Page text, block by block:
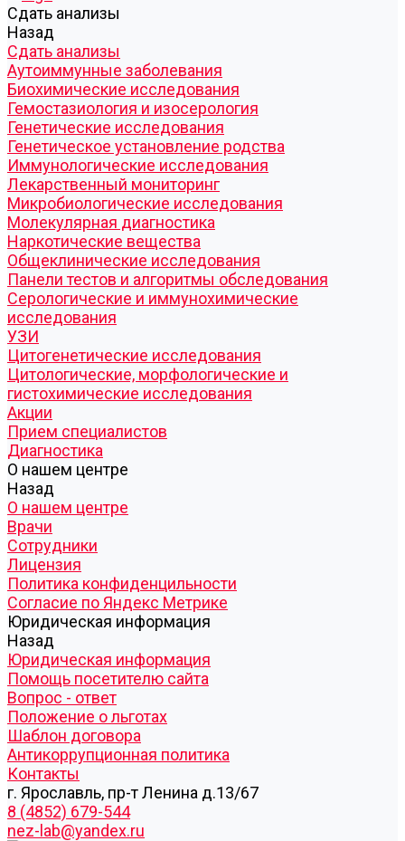
Cдать анализы
Назад
Cдать анализы
Аутоиммунные заболевания
Биохимические исследования
Гемостазиология и изосерология
Генетические исследования
Генетическое установление родства
Иммунологические исследования
Лекарственный мониторинг
Микробиологические исследования
Молекулярная диагностика
Наркотические вещества
Общеклинические исследования
Панели тестов и алгоритмы обследования
Серологические и иммунохимические
исследования
УЗИ
Цитогенетические исследования
Цитологические, морфологические и
гистохимические исследования
Акции
Прием специалистов
Диагностика
О нашем центре
Назад
О нашем центре
Врачи
Сотрудники
Лицензия
Политика конфиденцильности
Согласие по Яндекс Метрике
Юридическая информация
Назад
Юридическая информация
Помощь посетителю сайта
Вопрос - ответ
Положение о льготах
Шаблон договора
Антикоррупционная политика
Контакты
г. Ярославль, пр-т Ленина д.13/67
8 (4852) 679-544
nez-lab@yandex.ru